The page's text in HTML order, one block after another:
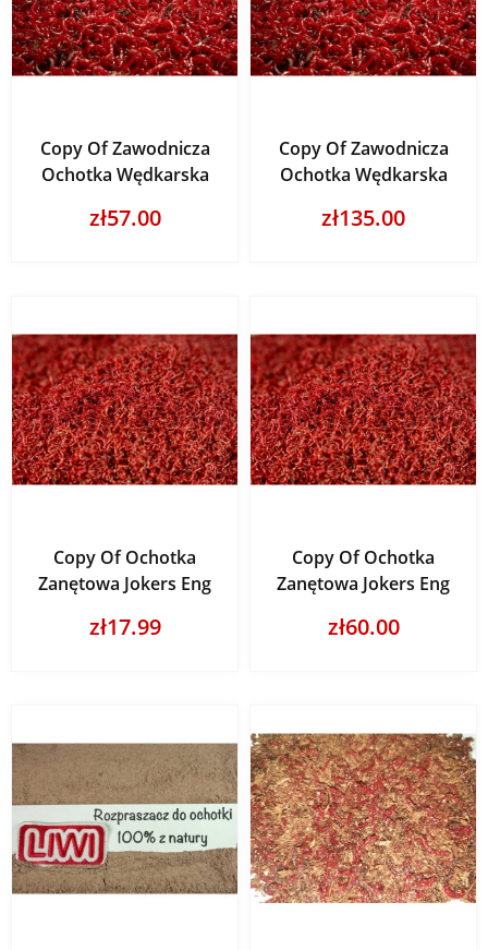
Copy Of Zawodnicza
Ochotka Wędkarska
zł57.00
Copy Of Zawodnicza
Ochotka Wędkarska
zł135.00
Copy Of Ochotka
Zanętowa Jokers Eng
zł17.99
Copy Of Ochotka
Zanętowa Jokers Eng
zł60.00